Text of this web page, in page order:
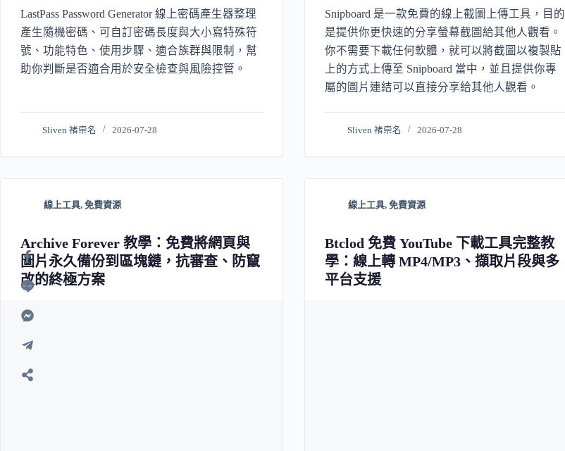
LastPass Password Generator 線上密碼產生器整理
產生隨機密碼、可自訂密碼長度與大小寫特殊符
號、功能特色、使用步驟、適合族群與限制，幫
助你判斷是否適合用於安全檢查與風險控管。
Sliven 褚崇名 2026-07-28
Snipboard 是一款免費的線上截圖上傳工具，目的
是提供你更快速的分享螢幕截圖給其他人觀看。
你不需要下載任何軟體，就可以將截圖以複製貼
上的方式上傳至 Snipboard 當中，並且提供你專
屬的圖片連結可以直接分享給其他人觀看。
Sliven 褚崇名 2026-07-28
線上工具, 免費資源
Archive Forever 教學：免費將網頁與
圖片永久備份到區塊鏈，抗審查、防竄
改的終極方案
線上工具, 免費資源
Btclod 免費 YouTube 下載工具完整教
學：線上轉 MP4/MP3、擷取片段與多
平台支援